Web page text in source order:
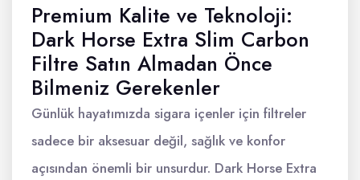
Premium Kalite ve Teknoloji:
Dark Horse Extra Slim Carbon
Filtre Satın Almadan Önce
Bilmeniz Gerekenler
Günlük hayatımızda sigara içenler için filtreler
sadece bir aksesuar değil, sağlık ve konfor
açısından önemli bir unsurdur. Dark Horse Extra